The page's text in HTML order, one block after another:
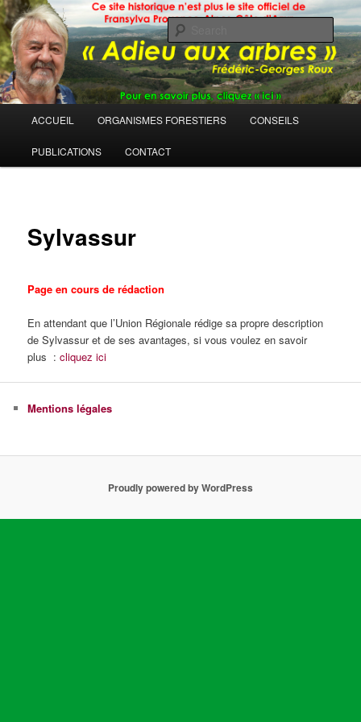
Skip
to
content
ACCUEIL ORGANISMES FORESTIERS CONSEILS
PUBLICATIONS CONTACT
Sylvassur
Page en cours de rédaction
En attendant que l’Union Régionale rédige sa propre description
de Sylvassur et de ses avantages, si vous voulez en savoir
plus :cliquez ici
Mentions légales
Proudly powered by WordPress